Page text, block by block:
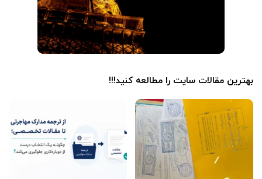
بهترین مقالات سایت را مطالعه کنید!!!